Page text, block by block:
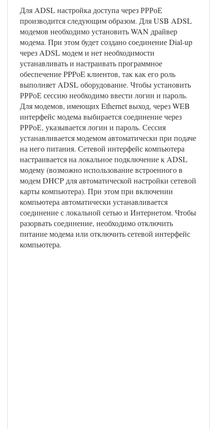
Для ADSL настройка доступа через РРРоЕ
производится следующим образом. Для USB ADSL
модемов необходимо установить WAN драйвер
модема. При этом будет создано соединение Dial-up
через ADSL модем и нет необходимости
устанавливать и настраивать программное
обеспечение PPPoE клиентов, так как его роль
выполняет ADSL оборудование. Чтобы установить
РРРоЕ сессию необходимо ввести логин и пароль.
Для модемов, имеющих Ethernet выход, через WEB
интерфейс модема выбирается соединение через
РРРоЕ, указывается логин и пароль. Сессия
устанавливается модемом автоматически при подаче
на него питания. Сетевой интерфейс компьютера
настраивается на локальное подключение к ADSL
модему (возможно использование встроенного в
модем DHCP для автоматической настройки сетевой
карты компьютера). При этом при включении
компьютера автоматически устанавливается
соединение с локальной сетью и Интернетом. Чтобы
разорвать соединение, необходимо отключить
питание модема или отключить сетевой интерфейс
компьютера.